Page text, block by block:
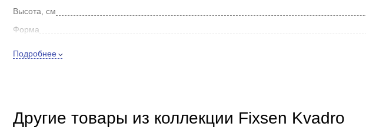
Высота, см
Форма
Крепление
Подробнее
Другие товары из коллекции Fixsen Kvadro